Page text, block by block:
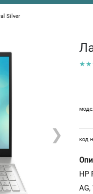
Silver
❯ код
HP
AG,